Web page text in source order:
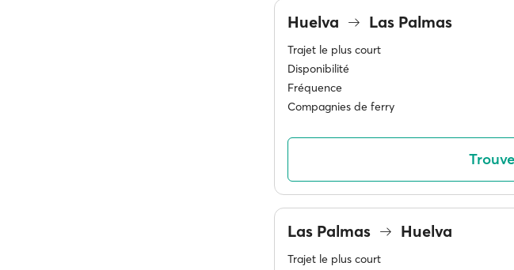
Huelva Las Palmas
Trajet le plus court
Disponibilité
Fréquence
Compagnies de ferry
Las Palmas Huelva
Trajet le plus court